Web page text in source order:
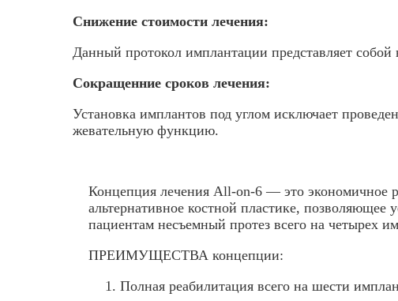
Снижение стоимости лечения:
Данный протокол имплантации представляет
Сокращенние сроков лечения:
Установка имплантов под углом исключает
жевательную функцию.
Концепция лечения All-on-6 — это экономичное
альтернативное костной пластике, позволяющее
пациентам несъемный протез всего на четырех
ПРЕИМУЩЕСТВА концепции:
Полная реабилитация всего на шести